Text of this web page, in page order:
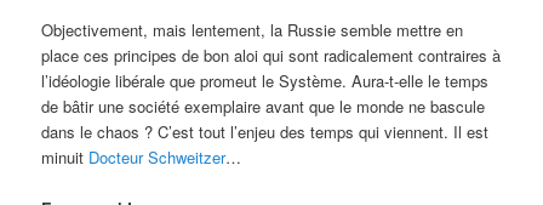
Objectivement, mais lentement, la Russie semble mettre en
place ces principes de bon aloi qui sont radicalement contraires à
l’idéologie libérale que promeut le Système. Aura-t-elle le temps
de bâtir une société exemplaire avant que le monde ne bascule
dans le chaos ? C’est tout l’enjeu des temps qui viennent. Il est
minuit Docteur Schweitzer…